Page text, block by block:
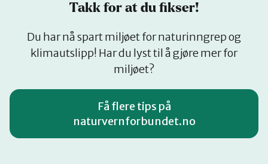
Takk for at du fikser!
Du har nå spart miljøet for naturinngrep og
klimautslipp! Har du lyst til å gjøre mer for
miljøet?
Få flere tips på
naturvernforbundet.no